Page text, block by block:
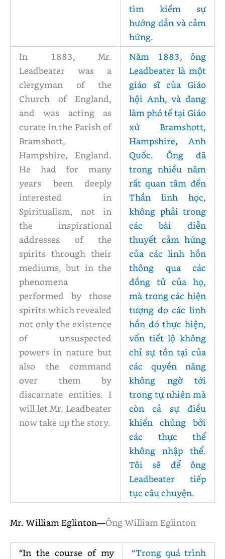
tìm kiếm sự
hướng dẫn và cảm
hứng.
In 1883, Mr.
Leadbeater was a
clergyman of the
Church of England,
and was acting as
curate in the Parish of
Bramshott,
Hampshire, England.
He had for many
years been deeply
interested in
Spiritualism, not in
the inspirational
addresses of the
spirits through their
mediums, but in the
phenomena
performed by those
spirits which revealed
not only the existence
of unsuspected
powers in nature but
also the command
over them by
discarnate entities. I
will let Mr. Leadbeater
now take up the story.
Năm 1883, ông
Leadbeater là một
giáo sĩ của Giáo
hội Anh, và đang
làm phó tế tại Giáo
xứ Bramshott,
Hampshire, Anh
Quốc. Ông đã
trong nhiều năm
rất quan tâm đến
Thần linh học,
không phải trong
các bài diễn
thuyết cảm hứng
của các linh hồn
thông qua các
đồng tử của họ,
mà trong các hiện
tượng do các linh
hồn đó thực hiện,
vốn tiết lộ không
chỉ sự tồn tại của
các quyền năng
không ngờ tới
trong tự nhiên mà
còn cả sự điều
khiển chúng bởi
các thực thể
không nhập thể.
Tôi sẽ để ông
Leadbeater tiếp
tục câu chuyện.
Mr. William Eglinton—Ông William Eglinton
“In the course of my
“Trong quá trình